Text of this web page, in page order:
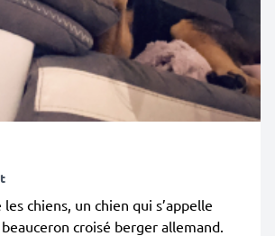
les chiens, un chien qui s’appelle
beauceron croisé berger allemand.